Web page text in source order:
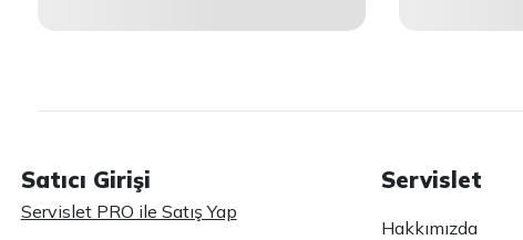
Satıcı Girişi
Servislet PRO ile Satış Yap
Servislet
Hakkımızda